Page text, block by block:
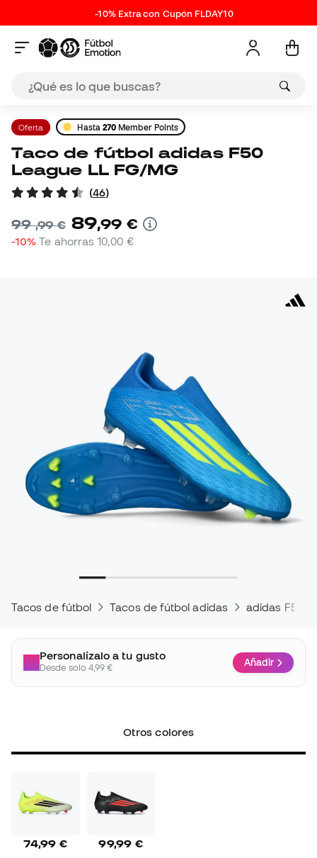
-10% Extra con Cupón FLDAY10
Oferta Hasta 270 Member Points
Taco de fútbol adidas F50
League LL FG/MG
(46)
99,99 € 89,99 €
-10% Te ahorras10,00 €
Tacos de fútbol Tacos de fútbol adidas adidas F50
Personalízalo a tu gusto
Desde solo 4,99 € Añadir
Otros colores
74,99 € 99,99 €